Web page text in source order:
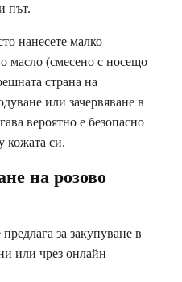
път.
нанесете малко
масло (смесено с носещо
страна на
или зачервяване в
вероятно е безопасно
кожата си.
на розово
за закупуване в
или чрез онлайн